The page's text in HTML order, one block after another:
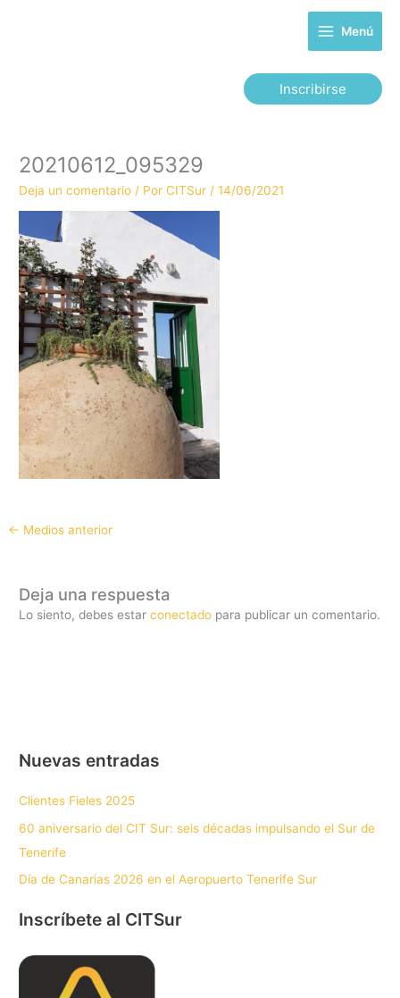
Menú
Inscribirse
20210612_095329
Deja un comentario / PorCITSur /14/06/2021
← Medios anterior
Deja una respuesta
Lo siento, debes estarconectado para publicar un comentario.
Nuevas entradas
Clientes Fieles 2025
60 aniversario del CIT Sur: seis décadas impulsando el Sur de
Tenerife
Día de Canarias 2026 en el Aeropuerto Tenerife Sur
Inscríbete al CITSur